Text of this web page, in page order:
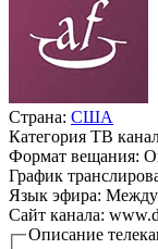
Страна: США
Категория ТВ
Формат вещания:
График
Язык эфира:
Сайт канала:
Описание